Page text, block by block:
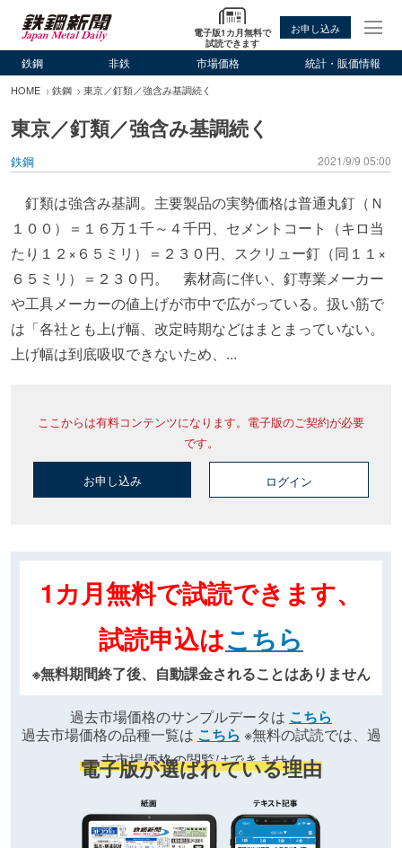
電子版1カ月無料で
試読できます
お申し込み
鉄鋼 非鉄 市場価格 統計・販価情報
HOME 鉄鋼 東京／釘類／強含み基調続く
東京／釘類／強含み基調続く
鉄鋼 2021/9/9 05:00
釘類は強含み基調。主要製品の実勢価格は普通丸釘（Ｎ
１００）＝１６万１千～４千円、セメントコート（キロ当
たり１２×６５ミリ）＝２３０円、スクリュー釘（同１１×
６５ミリ）＝２３０円。 素材高に伴い、釘専業メーカー
や工具メーカーの値上げが市中で広がっている。扱い筋で
は「各社とも上げ幅、改定時期などはまとまっていない。
上げ幅は到底吸収できないため、...
ここからは有料コンテンツになります。電子版のご契約が必要
です。
お申し込み ログイン
1カ月無料で試読できます、
試読申込はこちら
※無料期間終了後、自動課金されることはありません
過去市場価格のサンプルデータは こちら
過去市場価格の品種一覧は こちら ※無料の試読では、過
去市場価格の閲覧はできません
電子版が選ばれている理由